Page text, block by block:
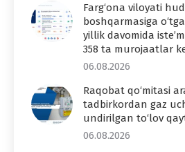
Farg‘ona viloyati
boshqarmasiga
yillik davomida
358 ta murojaatlar
06.08.2026
Raqobat qo‘mitasi
tadbirkordan gaz
undirilgan to‘lov
06.08.2026